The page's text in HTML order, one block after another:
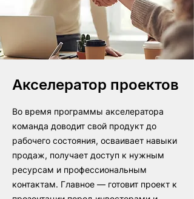
Акселератор проектов
Во время программы акселератора
команда доводит свой продукт до
рабочего состояния, осваивает навыки
продаж, получает доступ к нужным
ресурсам и профессиональным
контактам. Главное — готовит проект к